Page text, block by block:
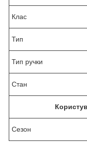
Клас
Тип
Тип ручки
Стан
Сезон